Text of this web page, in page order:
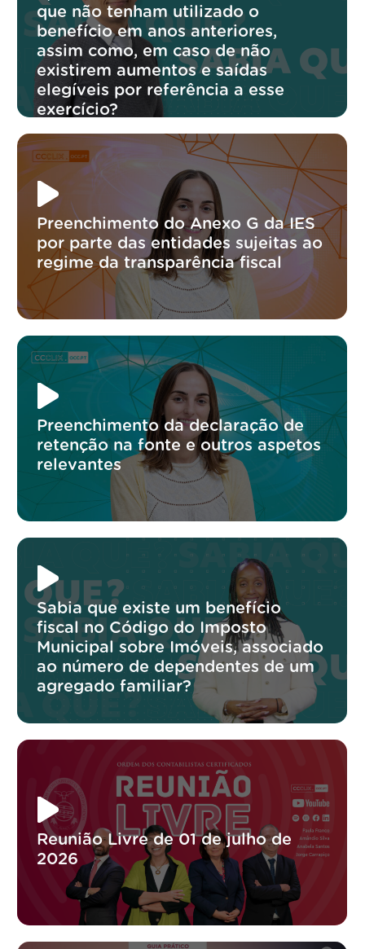
que não tenham utilizado o
benefício em anos anteriores,
assim como, em caso de não
existirem aumentos e saídas
elegíveis por referência a esse
exercício?
Preenchimento do Anexo G da IES
por parte das entidades sujeitas ao
regime da transparência fiscal
Preenchimento da declaração de
retenção na fonte e outros aspetos
relevantes
Sabia que existe um benefício
fiscal no Código do Imposto
Municipal sobre Imóveis, associado
ao número de dependentes de um
agregado familiar?
Reunião Livre de 01 de julho de
2026